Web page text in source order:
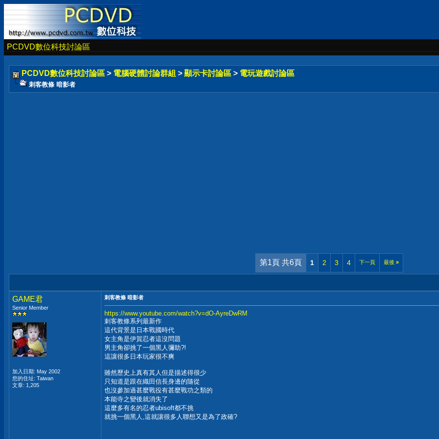
PCDVD數位科技討論區
PCDVD數位科技討論區 > 電腦硬體討論群組 > 顯示卡討論區 > 電玩遊戲討論區
刺客教條 暗影者
第1頁 共6頁 1 2 3 4 下一頁 最後 »
GAME君
Senior Member
加入日期: May 2002
您的住址: Taiwan
文章: 1,205
刺客教條 暗影者
https://www.youtube.com/watch?v=dO-AyreDwRM
刺客教條系列最新作
這代背景是日本戰國時代
女主角是伊賀忍者這沒問題
男主角卻挑了一個黑人彌助?!
這讓很多日本玩家很不爽
雖然歷史上真有其人但是描述得很少
只知道是跟在織田信長身邊的隨從
也沒參加過甚麼戰役有甚麼戰功之類的
本能寺之變後就消失了
這麼多有名的忍者ubisoft都不挑
就挑一個黑人,這就讓很多人聯想又是為了政確?